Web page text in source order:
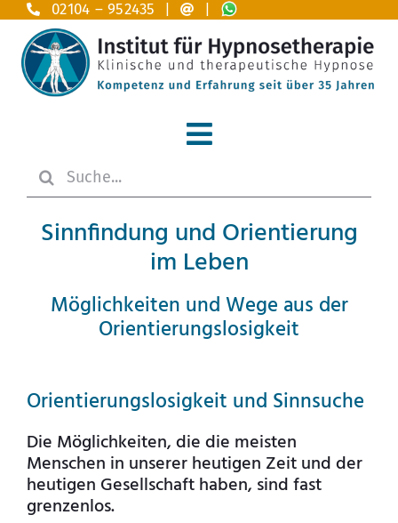
Zum
Inhalt
springen
02104 – 952435 |
Toggle
Home
Hypnosetherapie
Das Institut
Ausbildung
Kontakt
Suche
nach:
Sinnfindung und Orientierung
im Leben
Möglichkeiten und Wege aus der
Orientierungslosigkeit
Orientierungslosigkeit und Sinnsuche
Die Möglichkeiten, die die meisten
Menschen in unserer heutigen Zeit und der
heutigen Gesellschaft haben, sind fast
grenzenlos.